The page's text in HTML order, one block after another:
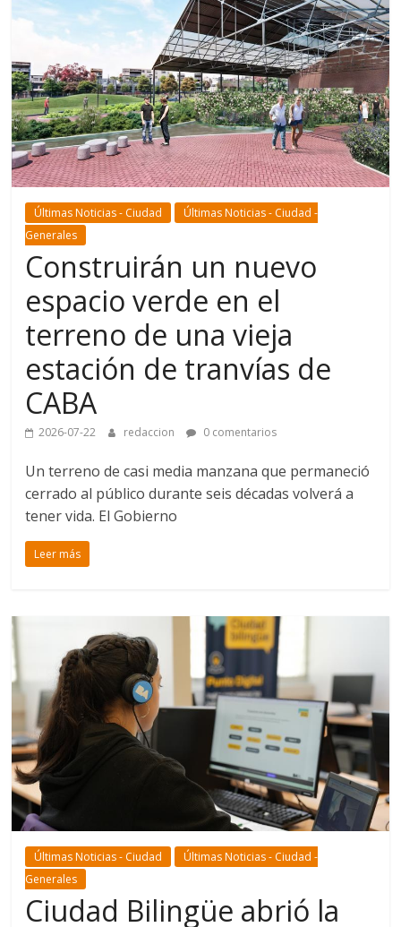
Últimas Noticias - Ciudad
Últimas Noticias - Ciudad -
Generales
Construirán un nuevo
espacio verde en el
terreno de una vieja
estación de tranvías de
CABA
2026-07-22 redaccion 0 comentarios
Un terreno de casi media manzana que permaneció
cerrado al público durante seis décadas volverá a
tener vida. El Gobierno
Leer más
Últimas Noticias - Ciudad
Últimas Noticias - Ciudad -
Generales
Ciudad Bilingüe abrió la